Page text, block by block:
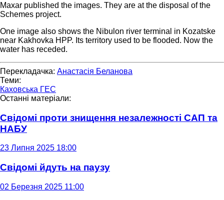
Maxar published the images. They are at the disposal of the
Schemes project.
One image also shows the Nibulon river terminal in Kozatske
near Kakhovka HPP. Its territory used to be flooded. Now the
water has receded.
Перекладачка: Анастасія Беланова
Теми:
Каховська ГЕС
Останні матеріали:
Свідомі проти знищення незалежності САП та
НАБУ
23 Липня 2025 18:00
Свідомі йдуть на паузу
02 Березня 2025 11:00